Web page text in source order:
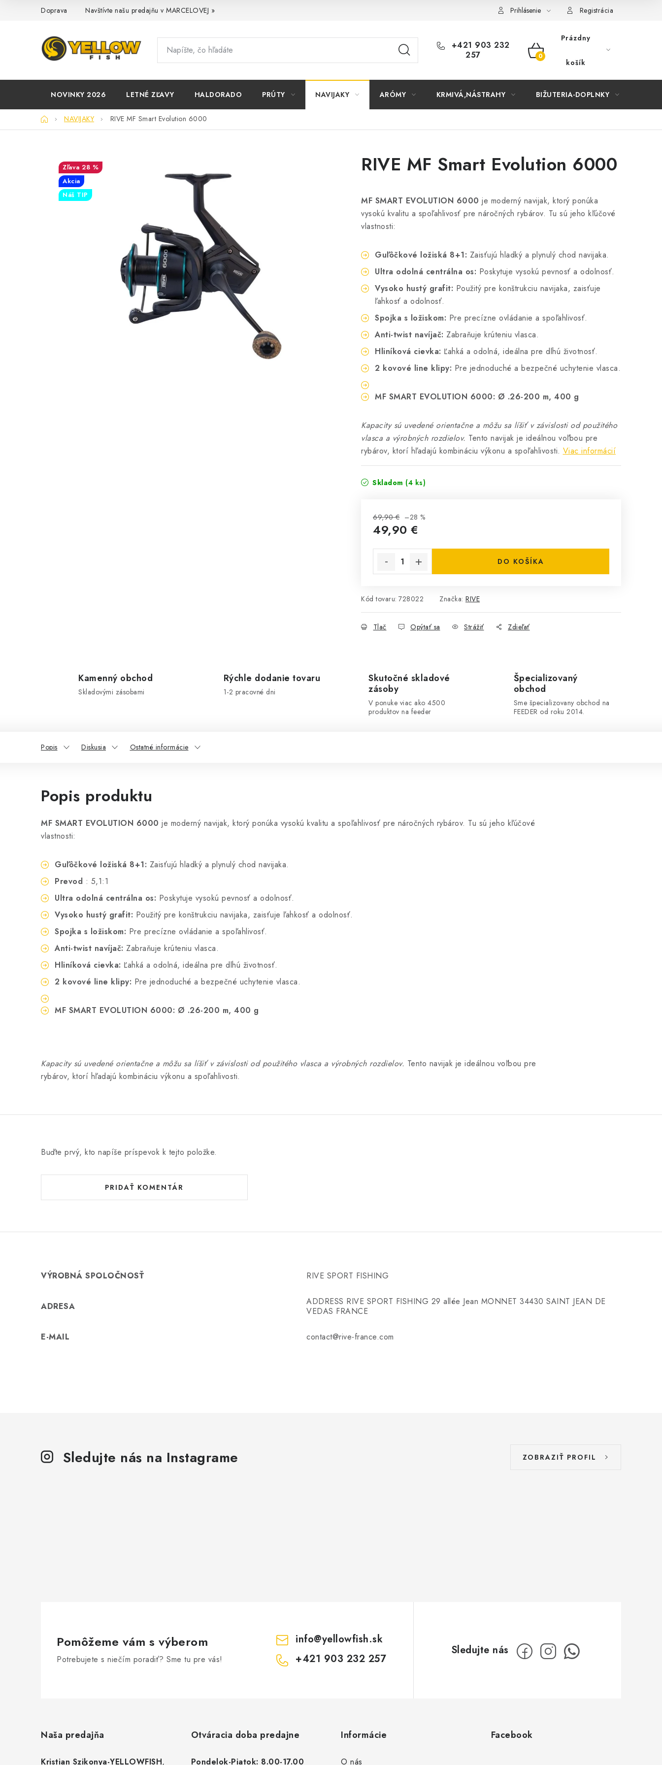
Doprava Navštívte našu predajňu v MARCELOVEJ » Prihlásenie Registrácia
+421 903 232
257
NÁKUPNÝ
Prázdny
košík
NOVINKY 2026 LETNÉ ZĽAVY HALDORADO PRÚTY NAVIJAKY ARÓMY KRMIVÁ,NÁSTRAHY BIŽUTERIA-DOPLNKY
DomovNAVIJAKY RIVE MF Smart Evolution 6000
RIVE MF Smart Evolution 6000
MF SMART EVOLUTION 6000 je moderný navijak, ktorý ponúka
vysokú kvalitu a spoľahlivosť pre náročných rybárov. Tu sú jeho kľúčové
vlastnosti:
Guľôčkové ložiská 8+1: Zaisťujú hladký a plynulý chod navijaka.
Ultra odolná centrálna os: Poskytuje vysokú pevnosť a odolnosť.
Vysoko hustý grafit: Použitý pre konštrukciu navijaka, zaisťuje
ľahkosť a odolnosť.
Spojka s ložiskom: Pre precízne ovládanie a spoľahlivosť.
Anti-twist navíjač: Zabraňuje krúteniu vlasca.
Hliníková cievka: Ľahká a odolná, ideálna pre dlhú životnosť.
2 kovové line klipy: Pre jednoduché a bezpečné uchytenie vlasca.
MF SMART EVOLUTION 6000: Ø .26-200 m, 400 g
Kapacity sú uvedené orientačne a môžu sa líšiť v závislosti od použitého
vlasca a výrobných rozdielov. Tento navijak je ideálnou voľbou pre
rybárov, ktorí hľadajú kombináciu výkonu a spoľahlivosti. Viac informácií
Skladom (4 ks)
69,90 € –28 %
49,90 €
DO KOŠÍKA
Kód tovaru: 728022 Značka: RIVE
Tlač Opýtať sa Strážiť Zdieľať
28 %
Akcia
Náš TIP
Kamenný obchod
Skladovými zásobami
Rýchle dodanie tovaru
1-2 pracovné dni
Skutočné skladové
zásoby
V ponuke viac ako 4500
produktov na feeder
Špecializovaný
obchod
Sme špecializovany obchod na
FEEDER od roku 2014.
Popis Diskusia Ostatné informácie
Popis produktu
MF SMART EVOLUTION 6000 je moderný navijak, ktorý ponúka vysokú kvalitu a spoľahlivosť pre náročných rybárov. Tu sú jeho kľúčové
vlastnosti:
Guľôčkové ložiská 8+1: Zaisťujú hladký a plynulý chod navijaka.
Prevod : 5,1:1
Ultra odolná centrálna os: Poskytuje vysokú pevnosť a odolnosť.
Vysoko hustý grafit: Použitý pre konštrukciu navijaka, zaisťuje ľahkosť a odolnosť.
Spojka s ložiskom: Pre precízne ovládanie a spoľahlivosť.
Anti-twist navíjač: Zabraňuje krúteniu vlasca.
Hliníková cievka: Ľahká a odolná, ideálna pre dlhú životnosť.
2 kovové line klipy: Pre jednoduché a bezpečné uchytenie vlasca.
MF SMART EVOLUTION 6000: Ø .26-200 m, 400 g
Kapacity sú uvedené orientačne a môžu sa líšiť v závislosti od použitého vlasca a výrobných rozdielov. Tento navijak je ideálnou voľbou pre
rybárov, ktorí hľadajú kombináciu výkonu a spoľahlivosti.
Buďte prvý, kto napíše príspevok k tejto položke.
PRIDAŤ KOMENTÁR
VÝROBNÁ SPOLOČNOSŤ RIVE SPORT FISHING
ADRESA
ADDRESS RIVE SPORT FISHING 29 allée Jean MONNET 34430 SAINT JEAN DE
VEDAS FRANCE
E-MAIL contact@rive-france.com
Sledujte nás na Instagrame ZOBRAZIŤ PROFIL
Pomôžeme vám s výberom
Potrebujete s niečím poradiť? Sme tu pre vás!
info@yellowfish.sk
+421 903 232 257
Naša predajňa
Kristian Szikonya-YELLOWFISH,
Otváracia doba predajne
Pondelok-Piatok: 8.00-17.00
Informácie
O nás
Facebook